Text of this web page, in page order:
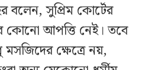
সুপ্রিম কোর্টের
কোনো আপত্তি নেই। তবে
ক্ষেত্রে নয়,